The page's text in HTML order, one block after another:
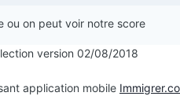
ou on peut voir notre score
version 02/08/2018
application mobile